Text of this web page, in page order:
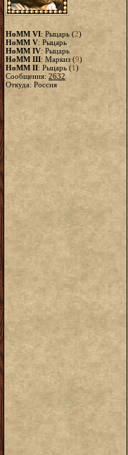
HoMM VI: Рыцарь (2)
HoMM V: Рыцарь
HoMM IV: Рыцарь
HoMM III: Маркиз (9)
HoMM II: Рыцарь (1)
Сообщения: 2632
Откуда: Россия